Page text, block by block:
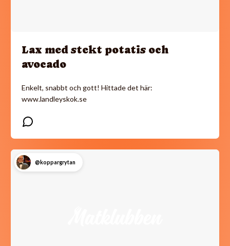
Lax med stekt potatis och
avocado
Enkelt, snabbt och gott! Hittade det här:
www.landleyskok.se
@koppargrytan